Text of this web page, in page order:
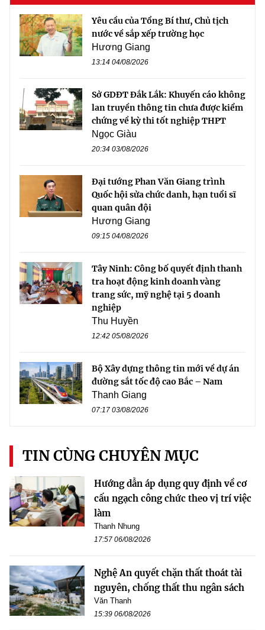
Yêu cầu của Tổng Bí thư, Chủ tịch
nước về sắp xếp trường học
Hương Giang
13:14 04/08/2026
Sở GDĐT Đắk Lắk: Khuyến cáo không
lan truyền thông tin chưa được kiểm
chứng về kỳ thi tốt nghiệp THPT
Ngọc Giàu
20:34 03/08/2026
Đại tướng Phan Văn Giang trình
Quốc hội sửa chức danh, hạn tuổi sĩ
quan quân đội
Hương Giang
09:15 04/08/2026
Tây Ninh: Công bố quyết định thanh
tra hoạt động kinh doanh vàng
trang sức, mỹ nghệ tại 5 doanh
nghiệp
Thu Huyền
12:42 05/08/2026
Bộ Xây dựng thông tin mới về dự án
đường sắt tốc độ cao Bắc – Nam
Thanh Giang
07:17 03/08/2026
TIN CÙNG CHUYÊN MỤC
Hướng dẫn áp dụng quy định về cơ
cấu ngạch công chức theo vị trí việc
làm
Thanh Nhung
17:57 06/08/2026
Nghệ An quyết chặn thất thoát tài
nguyên, chống thất thu ngân sách
Văn Thanh
15:39 06/08/2026